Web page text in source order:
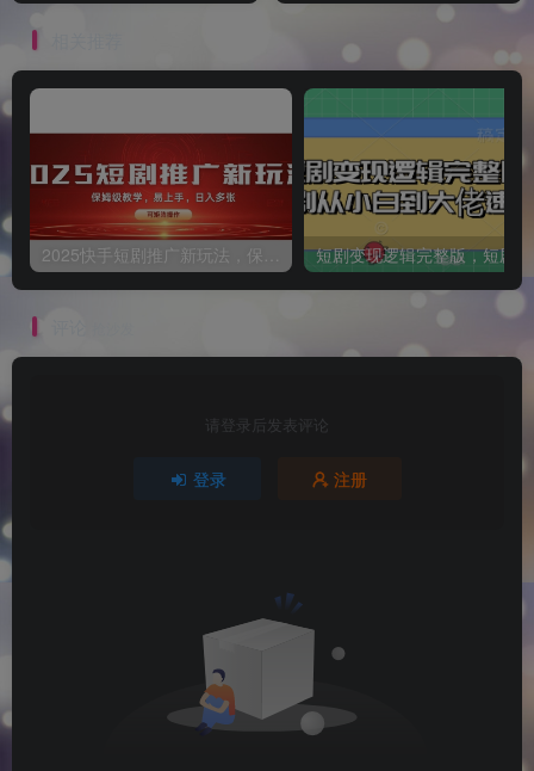
请登录后发表评论
登录 注册